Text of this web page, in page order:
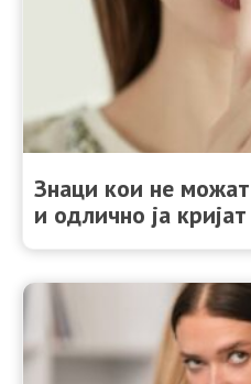
Знаци кои не
и одлично ја